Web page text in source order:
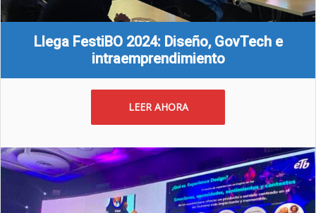
Llega FestiBO 2024: Diseño, GovTech e
intraemprendimiento
LEER AHORA